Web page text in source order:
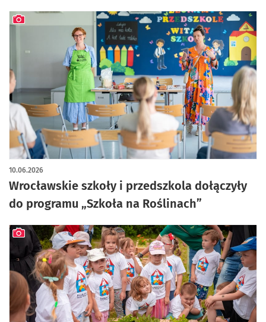
Wrocławskie szkoły i przedszkola dołączyły
do programu „Szkoła na Roślinach”
10.06.2026
artykuł z galerią zdjęć